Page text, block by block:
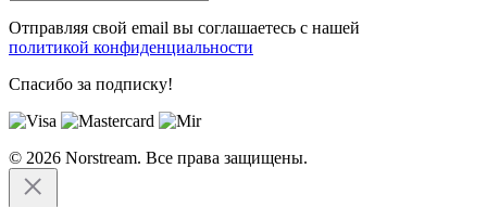
Отправляя свой email вы соглашаетесь с нашей
политикой конфиденциальности
Спасибо за подписку!
© 2026 Norstream. Все права защищены.